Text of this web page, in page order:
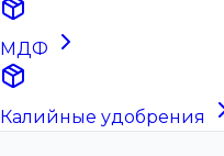
МДФ
Калийные удобрения